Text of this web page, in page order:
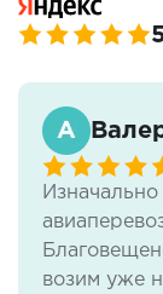
возим уже